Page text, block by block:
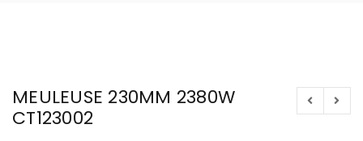
MEULEUSE 230MM 2380W
CT123002